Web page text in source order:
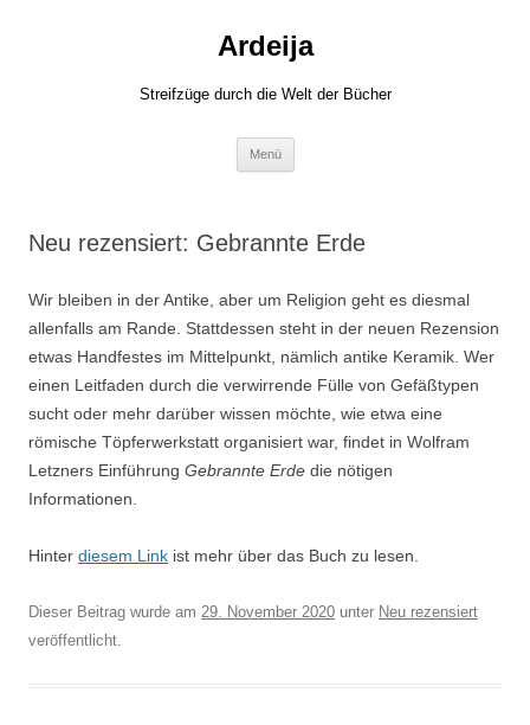
Ardeija
Streifzüge durch die Welt der Bücher
Menü
Neu rezensiert: Gebrannte Erde
Wir bleiben in der Antike, aber um Religion geht es diesmal
allenfalls am Rande. Stattdessen steht in der neuen Rezension
etwas Handfestes im Mittelpunkt, nämlich antike Keramik. Wer
einen Leitfaden durch die verwirrende Fülle von Gefäßtypen
sucht oder mehr darüber wissen möchte, wie etwa eine
römische Töpferwerkstatt organisiert war, findet in Wolfram
Letzners Einführung Gebrannte Erde die nötigen
Informationen.
Hinter diesem Link ist mehr über das Buch zu lesen.
Dieser Beitrag wurde am 29. November 2020 unter Neu rezensiert
veröffentlicht.